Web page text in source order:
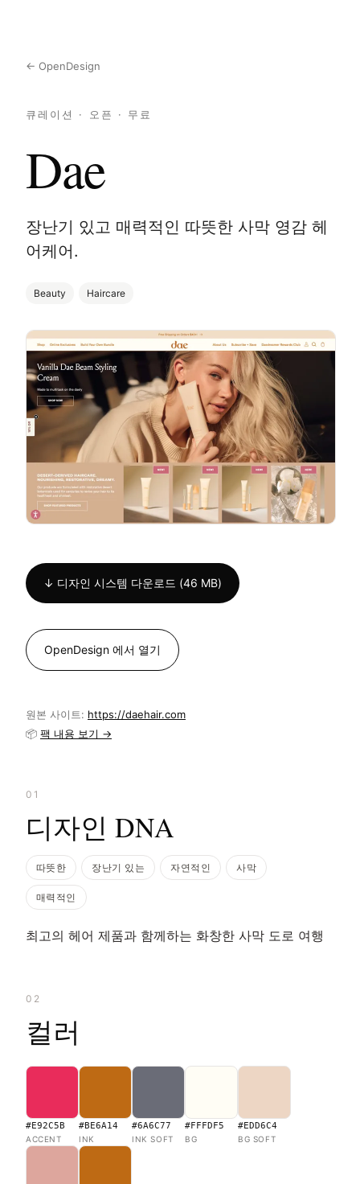
← OpenDesign
큐레이션 · 오픈 · 무료
Dae
장난기 있고 매력적인 따뜻한 사막 영감 헤
어케어.
Beauty Haircare
↓ 디자인 시스템 다운로드 (46 MB)
OpenDesign 에서 열기
원본 사이트: https://daehair.com
📦 팩 내용 보기 →
01
디자인 DNA
따뜻한 장난기 있는 자연적인 사막
매력적인
최고의 헤어 제품과 함께하는 화창한 사막 도로 여행
02
컬러
#E92C5B
ACCENT
#BE6A14
INK
#6A6C77
INK SOFT
#FFFDF5
BG
#EDD6C4
BG SOFT